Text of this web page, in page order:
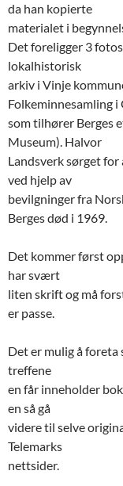
da han kopierte
materialet i
Det foreligger 3
lokalhistorisk
arkiv i Vinje
Folkeminnesamling i
som tilhører Berges
Museum). Halvor
Landsverk sørget
ved hjelp av
bevilgninger fra
Berges død i 1969.
Det kommer først
har svært
liten skrift og må
er passe.
Det er mulig å foreta
treffene
en får inneholder
en så gå
videre til selve
Telemarks
nettsider.